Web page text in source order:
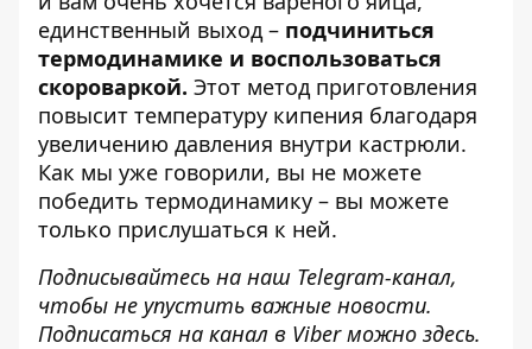
единственный выход – подчиниться
термодинамике и воспользоваться
скороваркой. Этот метод приготовления
повысит температуру кипения благодаря
увеличению давления внутри кастрюли.
Как мы уже говорили, вы не можете
победить термодинамику – вы можете
только прислушаться к ней.
Подписывайтесь на наш Telegram-канал,
чтобы не упустить важные новости.
Подписаться на канал в Viber можно здесь.